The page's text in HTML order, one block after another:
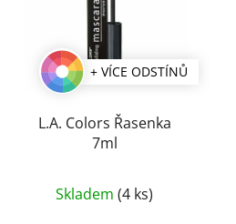
+ VÍCE ODSTÍNŮ
L.A. Colors Řasenka
7ml
Skladem (4 ks)